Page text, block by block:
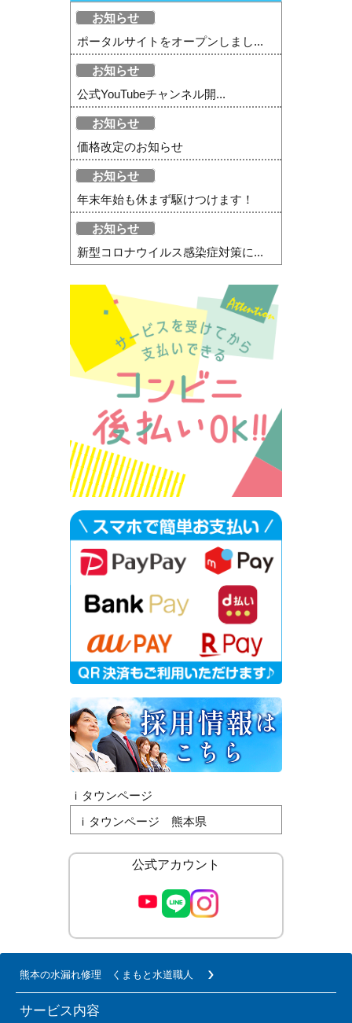
お知らせ
ポータルサイトをオープンしまし...
お知らせ
公式YouTubeチャンネル開...
お知らせ
価格改定のお知らせ
お知らせ
年末年始も休まず駆けつけます！
お知らせ
新型コロナウイルス感染症対策に...
ｉタウンページ
ｉタウンページ 熊本県
公式アカウント
熊本の水漏れ修理 くまもと水道職人
サービス内容